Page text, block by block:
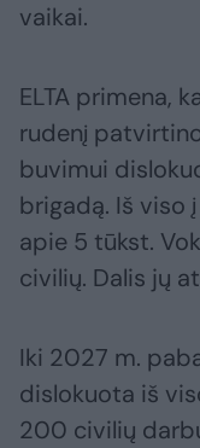
vaikai.
ELTA primena,
rudenį
buvimui
brigadą. Iš viso
apie 5 tūkst.
civilių. Dalis jų
Iki 2027 m.
dislokuota iš
200 civilių